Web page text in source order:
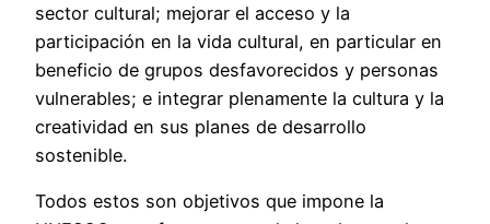
sector cultural; mejorar el acceso y la
participación en la vida cultural, en particular en
beneficio de grupos desfavorecidos y personas
vulnerables; e integrar plenamente la cultura y la
creatividad en sus planes de desarrollo
sostenible.
Todos estos son objetivos que impone la